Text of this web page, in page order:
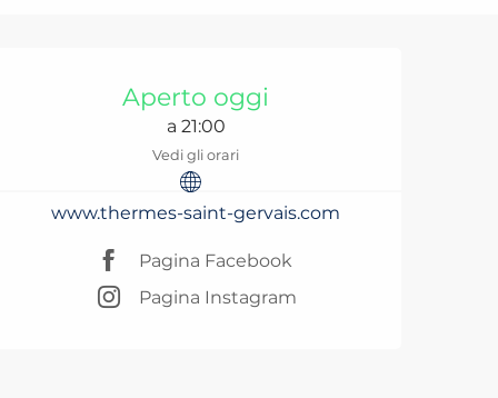
Orari e contatti
Aperto oggi
a 21:00
Vedi gli orari
www.thermes-saint-gervais.com
Pagina Facebook
Pagina Instagram